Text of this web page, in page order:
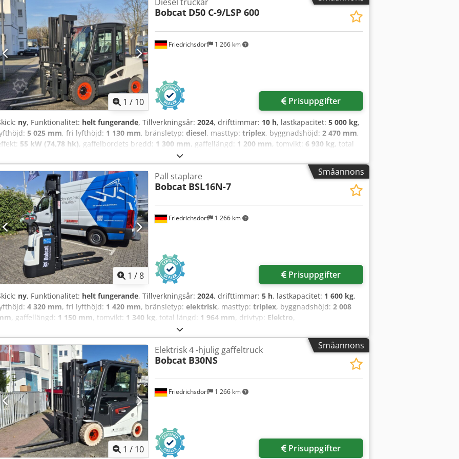
1 / 10
Friedrichsdorf 1 266 km
Diesel truckar
Bobcat D50 C-9/LSP 600
Prisuppgifter
ny, Funktionalitet: helt fungerande, Tillverkningsår: 2024, drifttimmar: 10 h, lastkapacitet: 5 000 kg,
5 025 mm, fri lyfthöjd: 1 130 mm, bränsletyp: diesel, masttyp: triplex, byggnadshöjd: 2 470 mm,
55 kW (74,78 hk), gaffelbordets bredd: 1 300 mm, gaffellängd: 1 200 mm, tomvikt: 6 930 kg, total
, konstruktionsbredd:
150 mm Gaffeltjocklek: 60 mm ISO-klass: ISO klass 4 = 5 000 – 10 000 kg Cedpfx
Ageyldtqeveha Masttyp: Triplex Växellåda: Momentomvandlare Hastighetsklass: 20 Skick: Ny maskin
skick: Ny Framdäck typ: Superelastisk Framdäck storlek: 300x15-18 Framdäck skick: 80 – 100 %
typ: Superelastisk Bakdäck storlek: 7.00x12-14 Bakdäck skick: 80 – 100 % Sidoförskjutning,
med gaffelbreddsinställning, 3:e ventil, 4:e ventil, arbetsstrålkastare bak, arbetsstrålkastare
värme, lastskyddsgaller, helhytt, fullfrilyft, innerbackspegel, varningsljus, vindrutetorkare,
armstöd med minihandtag för fyra hydraulfunktioner, körriktningsväxling i armstödet
Småannons
1 /8
Friedrichsdorf 1 266 km
Pall staplare
Bobcat BSL16N-7
Prisuppgifter
ny, Funktionalitet: helt fungerande, Tillverkningsår: 2024, drifttimmar: 5 h, lastkapacitet: 1 600 kg,
4 320 mm, fri lyfthöjd: 1 420 mm, bränsletyp: elektrisk, masttyp: triplex, byggnadshöjd: 2 008
, gaffellängd: 1 150 mm, tomvikt: 1 340 kg, total längd: 1 964 mm, drivtyp: Elektro,
, Höglyftare Lastcentrum: 600 Gaffelbredd: 560 mm Masttyp: Triplex Skick: Ny
Chsdpfewzpc Dex Agvoa Tekniskt skick: Ny Framdäck typ: Polyuretan Framdäck skick: 80 - 100%
Bakdäck typ: Polyuretan Bakdäck skick: 80 - 100% Batteri Volt: 24V Batteri Ah: 300Ah Batterityp: PzS Batteri
2024 Batteriskick: 80 - 100% Full frilyft, CE-certifikat, Aquamatic för battericellerna
Småannons
1 / 10
Friedrichsdorf 1 266 km
Elektrisk 4 -hjulig gaffeltruck
Bobcat B30NS
Prisuppgifter